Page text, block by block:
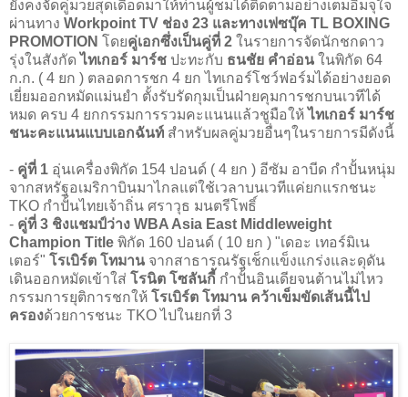
ยังคงจัดคู่มวยสุดเดือดมาให้ท่านผู้ชมได้ติดตามอย่างเต็มอิ่มจุใจ
ผ่านทาง Workpoint TV ช่อง 23 และทางเฟซบุ๊ค TL BOXING
PROMOTION โดยคู่เอกซึ่งเป็นคู่ที่ 2 ในรายการจัดนักชกดาว
รุ่งในสังกัดไทเกอร์ มาร์ช ปะทะกับ ธนชัย คำอ่อน ในพิกัด 64
ก.ก. ( 4 ยก ) ตลอดการชก 4 ยก ไทเกอร์โชว์ฟอร์มได้อย่างยอด
เยี่ยมออกหมัดแม่นยำ ตั้งรับรัดกุมเป็นฝ่ายคุมการชกบนเวทีได้
หมด ครบ 4 ยกกรรมการรวมคะแนนแล้วชูมือให้ไทเกอร์ มาร์ช
ชนะคะแนนแบบเอกฉันท์ สำหรับผลคู่มวยอื่นๆในรายการมีดังนี้
- คู่ที่ 1 อุ่นเครื่องพิกัด 154 ปอนด์ ( 4 ยก ) อีซัม อาบีด กำปั้นหนุ่ม
จากสหรัฐอเมริกาบินมาไกลแต่ใช้เวลาบนเวทีแค่ยกแรกชนะ
TKO กำปั้นไทยเจ้าถิ่น ศราวุธ มนตรีโพธิ์
- คู่ที่ 3 ชิงแชมป์ว่าง WBA Asia East Middleweight
Champion Title พิกัด 160 ปอนด์ ( 10 ยก ) "เดอะ เทอร์มิเน
เตอร์" โรเบิร์ต โทมาน จากสาธารณรัฐเช็กแข็งแกร่งและดุดัน
เดินออกหมัดเข้าใส่ โรนิต โซลันกี้ กำปั้นอินเดียจนต้านไม่ไหว
กรรมการยุติการชกให้ โรเบิร์ต โทมาน คว้าเข็มขัดเส้นนี้ไป
ครองด้วยการชนะ TKO ไปในยกที่ 3